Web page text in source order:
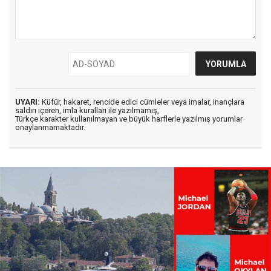
UYARI: Küfür, hakaret, rencide edici cümleler veya imalar, inançlara
saldırı içeren, imla kuralları ile yazılmamış,
Türkçe karakter kullanılmayan ve büyük harflerle yazılmış yorumlar
onaylanmamaktadır.